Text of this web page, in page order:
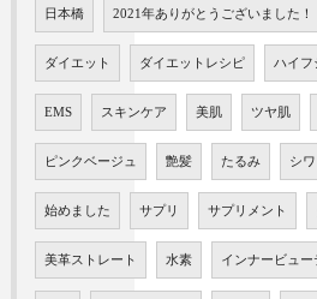
日本橋 2021年ありがとうございました！
ダイエット ダイエットレシピ ハイフ
EMS スキンケア 美肌 ツヤ肌
ピンクベージュ 艶髪 たるみ シワ
始めました サプリ サプリメント
美革ストレート 水素 インナービュー